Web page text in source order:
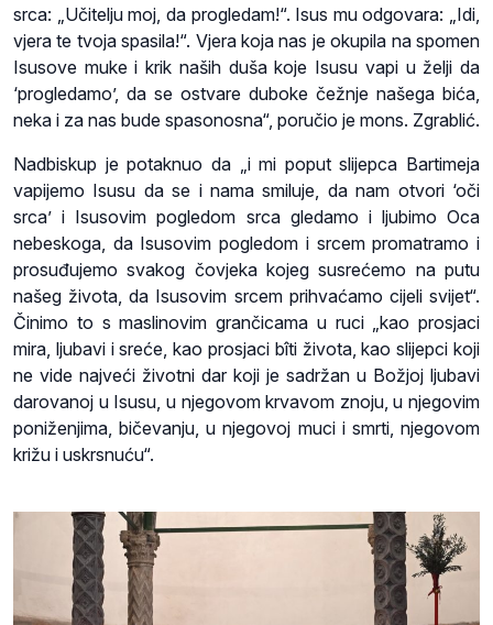
srca: „Učitelju moj, da progledam!“. Isus mu odgovara: „Idi,
vjera te tvoja spasila!“. Vjera koja nas je okupila na spomen
Isusove muke i krik naših duša koje Isusu vapi u želji da
‘progledamo’, da se ostvare duboke čežnje našega bića,
neka i za nas bude spasonosna“, poručio je mons. Zgrablić.
Nadbiskup je potaknuo da „i mi poput slijepca Bartimeja
vapijemo Isusu da se i nama smiluje, da nam otvori ‘oči
srca’ i Isusovim pogledom srca gledamo i ljubimo Oca
nebeskoga, da Isusovim pogledom i srcem promatramo i
prosuđujemo svakog čovjeka kojeg susrećemo na putu
našeg života, da Isusovim srcem prihvaćamo cijeli svijet“.
Činimo to s maslinovim grančicama u ruci „kao prosjaci
mira, ljubavi i sreće, kao prosjaci bîti života, kao slijepci koji
ne vide najveći životni dar koji je sadržan u Božjoj ljubavi
darovanoj u Isusu, u njegovom krvavom znoju, u njegovim
poniženjima, bičevanju, u njegovoj muci i smrti, njegovom
križu i uskrsnuću“.